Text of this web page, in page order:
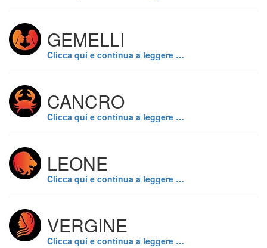
GEMELLI
Clicca qui e continua a leggere …
CANCRO
Clicca qui e continua a leggere …
LEONE
Clicca qui e continua a leggere …
VERGINE
Clicca qui e continua a leggere …